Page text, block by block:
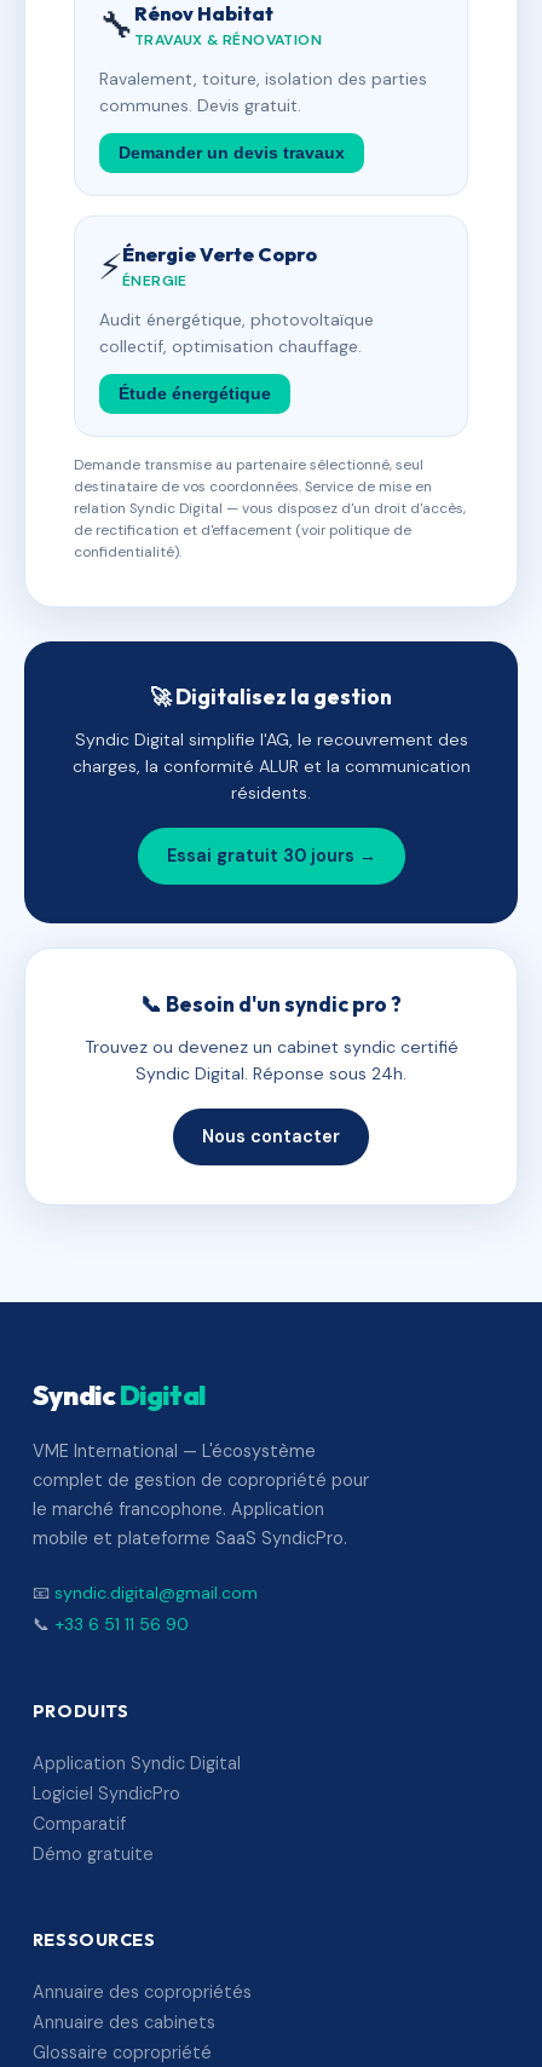
🔧 Rénov Habitat
TRAVAUX & RÉNOVATION
Ravalement, toiture, isolation des parties
communes. Devis gratuit.
Demander un devis travaux
⚡Énergie Verte Copro
ÉNERGIE
Audit énergétique, photovoltaïque
collectif, optimisation chauffage.
Étude énergétique
Demande transmise au partenaire sélectionné, seul
destinataire de vos coordonnées. Service de mise en
relation Syndic Digital — vous disposez d'un droit d'accès,
de rectification et d'effacement (voir politique de
confidentialité).
🚀 Digitalisez la gestion
Syndic Digital simplifie l'AG, le recouvrement des
charges, la conformité ALUR et la communication
résidents.
Essai gratuit 30 jours →
📞 Besoin d'un syndic pro ?
Trouvez ou devenez un cabinet syndic certifié
Syndic Digital. Réponse sous 24h.
Nous contacter
SyndicDigital
VME International — L'écosystème
complet de gestion de copropriété pour
le marché francophone. Application
mobile et plateforme SaaS SyndicPro.
📧 syndic.digital@gmail.com
📞 +33 6 51 11 56 90
PRODUITS
Application Syndic Digital
Logiciel SyndicPro
Comparatif
Démo gratuite
RESSOURCES
Annuaire des copropriétés
Annuaire des cabinets
Glossaire copropriété